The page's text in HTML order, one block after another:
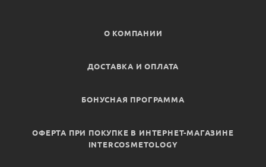
О КОМПАНИИ
ДОСТАВКА И ОПЛАТА
БОНУСНАЯ ПРОГРАММА
ОФЕРТА ПРИ ПОКУПКЕ В ИНТЕРНЕТ-МАГАЗИНЕ
INTERCOSMETOLOGY